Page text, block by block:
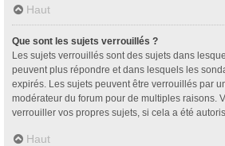
Haut
Que sont les sujets verrouillés ?
Les sujets verrouillés sont des sujets dans
peuvent plus répondre et dans lesquels les
expirés. Les sujets peuvent être verrouillés par
modérateur du forum pour de multiples raisons.
verrouiller vos propres sujets, si cela a été
Haut